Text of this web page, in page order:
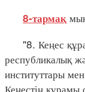
8-тармақ
"8. Кеңес
республикалық
институттары
Кеңестің